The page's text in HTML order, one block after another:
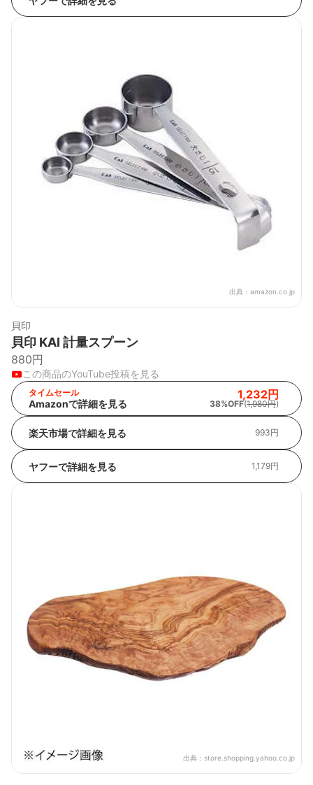
出典： amazon.co.jp
貝印
貝印 KAI 計量スプーン
880円
この商品のYouTube投稿を見る
タイムセール
Amazonで詳細を見る
1,232円
38%OFF(1,980円)
楽天市場で詳細を見る 993円
ヤフーで詳細を見る 1,179円
出典： store.shopping.yahoo.co.jp